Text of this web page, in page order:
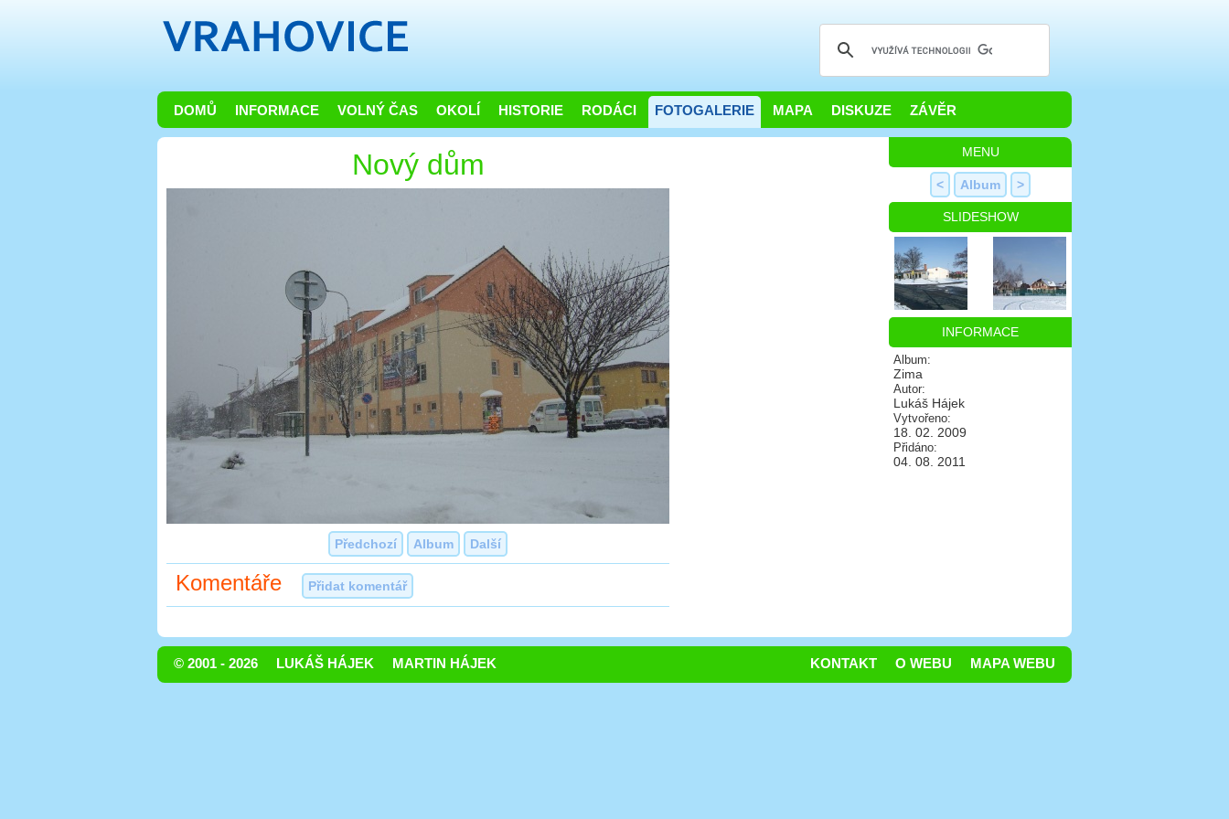
DOMŮ INFORMACE VOLNÝ ČAS OKOLÍ HISTORIE RODÁCI FOTOGALERIE MAPA DISKUZE ZÁVĚR
Nový dům
Předchozí Album Další
Komentáře Přidat komentář
MENU
< Album >
SLIDESHOW
INFORMACE
Album:
Zima
Autor:
Lukáš Hájek
Vytvořeno:
18. 02. 2009
Přidáno:
04. 08. 2011
© 2001 - 2026 LUKÁŠ HÁJEK MARTIN HÁJEK MAPA WEBU
O WEBU
KONTAKT